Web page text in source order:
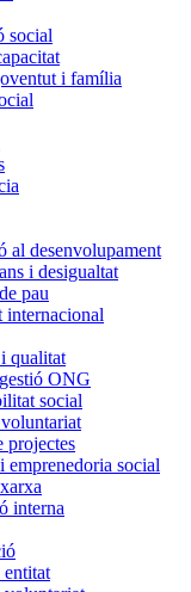
social
i família
al desenvolupament
i desigualtat
pau
internacional
qualitat
ONG
social
projectes
emprenedoria social
interna